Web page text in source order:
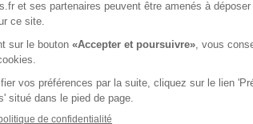
Avis